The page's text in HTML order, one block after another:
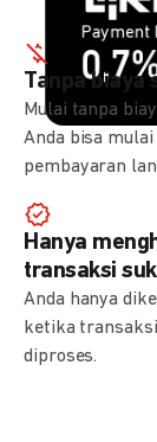
Payment
Payment
1,5%
Tanpa biaya
Mulai tanpa
Anda bisa
pembayaran
Hanya
transaksi
Anda hanya
ketika
diproses.